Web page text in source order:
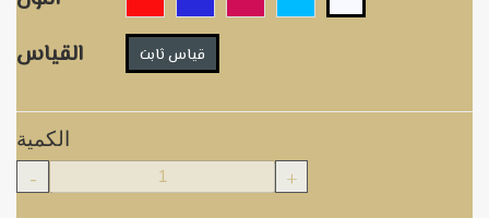
القياس
قياس ثابت
الكمية
- +